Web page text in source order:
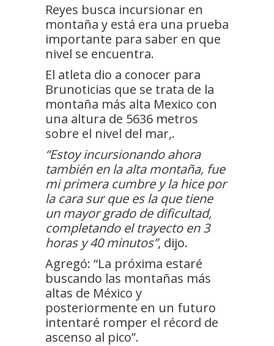
Reyes busca incursionar en
montaña y está era una prueba
importante para saber en que
nivel se encuentra.
El atleta dio a conocer para
Brunoticias que se trata de la
montaña más alta Mexico con
una altura de 5636 metros
sobre el nivel del mar,.
“Estoy incursionando ahora
también en la alta montaña, fue
mi primera cumbre y la hice por
la cara sur que es la que tiene
un mayor grado de dificultad,
completando el trayecto en 3
horas y 40 minutos”, dijo.
Agregó: “La próxima estaré
buscando las montañas más
altas de México y
posteriormente en un futuro
intentaré romper el récord de
ascenso al pico”.